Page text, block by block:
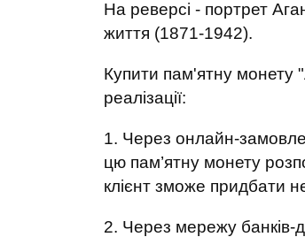
На реверсі - портрет
життя (1871-1942).
Купити пам'ятну монету
реалізації:
1. Через онлайн-
цю пам’ятну монету
клієнт зможе придбати
2. Через мережу